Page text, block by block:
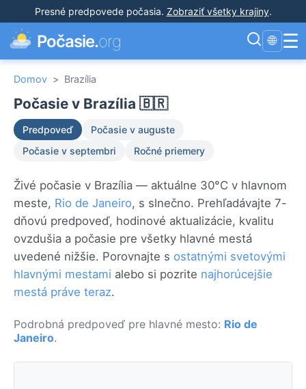
Presné predpovede počasia. Zobraziť všetky krajiny.
Počasie.org 🌐 ☰
Domov > Brazília
Počasie v Brazília 🇧🇷
Predpoveď
Počasie v auguste
Počasie v septembri
Ročné priemery
Živé počasie v Brazília — aktuálne 30°C v hlavnom
meste, Rio de Janeiro, s slnečno. Prehľadávajte 7-
dňovú predpoveď, hodinové aktualizácie, kvalitu
ovzdušia a počasie pre všetky hlavné mestá
uvedené nižšie. Porovnajte s ostatnými svetovými
hlavnými mestami alebo si pozrite najhorúcejšie
mestá práve teraz.
Podrobná predpoveď pre hlavné mesto: Rio de
Janeiro.